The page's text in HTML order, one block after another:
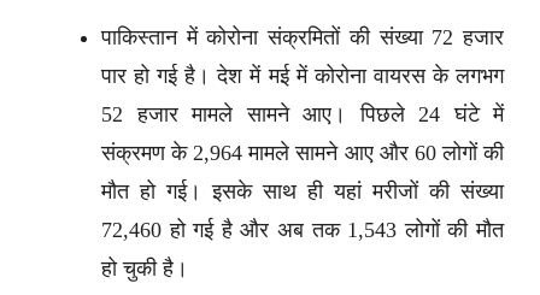
पाकिस्तान में कोरोना संक्रमितों की संख्या 72 हजार
पार हो गई है। देश में मई में कोरोना वायरस के लगभग
52 हजार मामले सामने आए। पिछले 24 घंटे में
संक्रमण के 2,964 मामले सामने आए और 60 लोगों की
मौत हो गई। इसके साथ ही यहां मरीजों की संख्या
72,460 हो गई है और अब तक 1,543 लोगों की मौत
हो चुकी है।